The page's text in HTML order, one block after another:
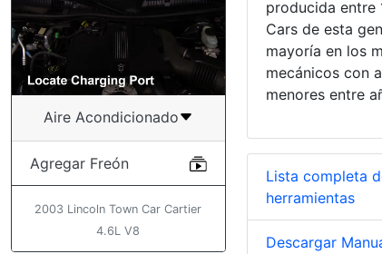
Aire Acondicionado
Agregar Freón
2003 Lincoln Town Car Cartier
4.6L V8
producida entre
Cars de esta
mayoría en los
mecánicos con
menores entre
Lista completa
herramientas
Descargar